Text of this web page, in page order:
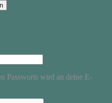
Passworts wird an deine E-